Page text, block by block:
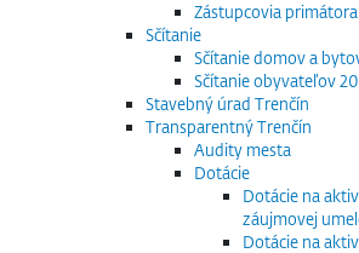
Zástupcovia primátora
Sčítanie
Sčítanie domov a
Sčítanie obyvateľov
Stavebný úrad Trenčín
Transparentný Trenčín
Audity mesta
Dotácie
Dotácie na
záujmovej
Dotácie na